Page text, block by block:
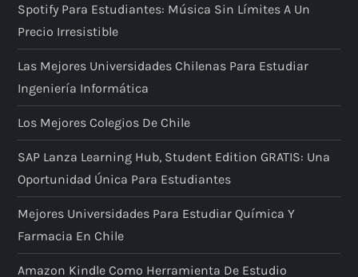
Spotify Para Estudiantes: Música Sin Límites A Un
Precio Irresistible
Las Mejores Universidades Chilenas Para Estudiar
Ingeniería Informática
Los Mejores Colegios De Chile
SAP Lanza Learning Hub, Student Edition GRATIS: Una
Oportunidad Única Para Estudiantes
Mejores Universidades Para Estudiar Química Y
Farmacia En Chile
Amazon Kindle Como Herramienta De Estudio